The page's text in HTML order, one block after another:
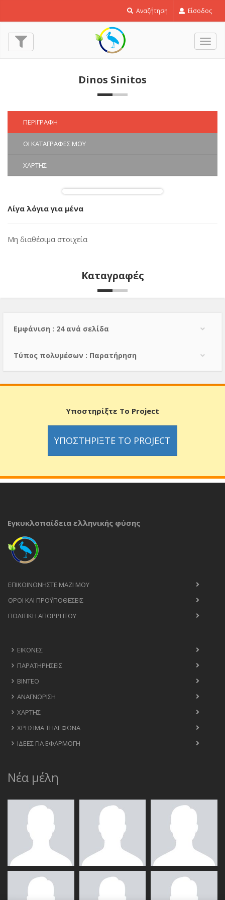
Αναζήτηση Είσοδος
Dinos Sinitos
ΠΕΡΙΓΡΑΦΉ
ΟΙ ΚΑΤΑΓΡΑΦΈΣ ΜΟΥ
ΧΆΡΤΗΣ
Λίγα λόγια για μένα
Μη διαθέσιμα στοιχεία
Καταγραφές
Εμφάνιση : 24 ανά σελίδα
Τύπος πολυμέσων : Παρατήρηση
Υποστηρίξτε Το Project
ΥΠΟΣΤΗΡΊΞΤΕ ΤΟ PROJECT
Εγκυκλοπαίδεια ελληνικής φύσης
ΕΠΙΚΟΙΝΩΝΉΣΤΕ ΜΑΖΊ ΜΟΥ
ΟΡΟΙ ΚΑΙ ΠΡΟΫΠΟΘΈΣΕΙΣ
ΠΟΛΙΤΙΚΉ ΑΠΟΡΡΉΤΟΥ
ΕΙΚΌΝΕΣ
ΠΑΡΑΤΗΡΉΣΕΙΣ
ΒΊΝΤΕΟ
ΑΝΑΓΝΏΡΙΣΗ
ΧΆΡΤΗΣ
ΧΡΉΣΙΜΑ ΤΗΛΈΦΩΝΑ
ΙΔΈΕΣ ΓΙΑ ΕΦΑΡΜΟΓΉ
Νέα μέλη